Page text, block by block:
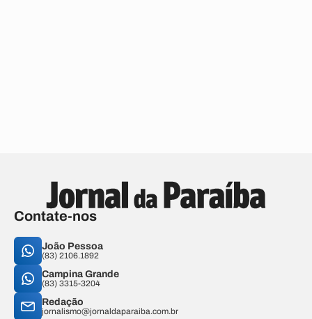
Contate-nos
João Pessoa
(83) 2106.1892
Campina Grande
(83) 3315-3204
Redação
jornalismo@jornaldaparaiba.com.br